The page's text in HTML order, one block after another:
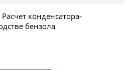
конденсатора-
бензола